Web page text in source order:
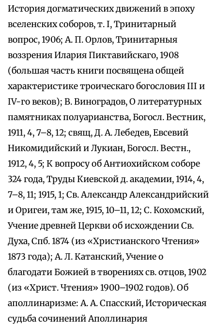
История догматических движений в эпоху
вселенских соборов, т. I, Тринитарный
вопрос, 1906; А. П. Орлов, Тринитарныя
воззрения Илария Пиктавийскаго, 1908
(большая часть книги посвящена общей
характеристике троическаго богословия III и
IV-гo веков); В. Виноградов, О литературных
памятниках полуарианства, Богосл. Вестник,
1911, 4, 7–8, 12; свящ, Д. А. Лебедев, Евсевий
Никомидийский и Лукиан, Богосл. Вестн.,
1912, 4, 5; К вопросу об Антиохийском соборе
324 года, Труды Киевской д. академии, 1914, 4,
7–8, 11; 1915, 1; Св. Александр Александрийский
и Оригеи, там же, 1915, 10–11, 12; С. Кохомский,
Учение древней Церкви об исхождении Св.
Духа, Спб. 1874 (из «Христианского Чтения»
1873 года); А. Л. Катанский, Учение о
благодати Божией в творениях св. отцов, 1902
(из «Христ. Чтения» 1900–1902 годов). Об
аполлинаризме: A. A. Спасский, Историческая
судьба сочинений Аполлинария